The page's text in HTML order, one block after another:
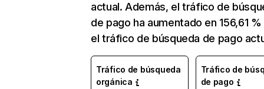
actual. Además, el tráfico de
de pago ha aumentado en 156,61
el tráfico de búsqueda de pago
Tráfico de búsqueda
orgánica
Tráfico de
de pago